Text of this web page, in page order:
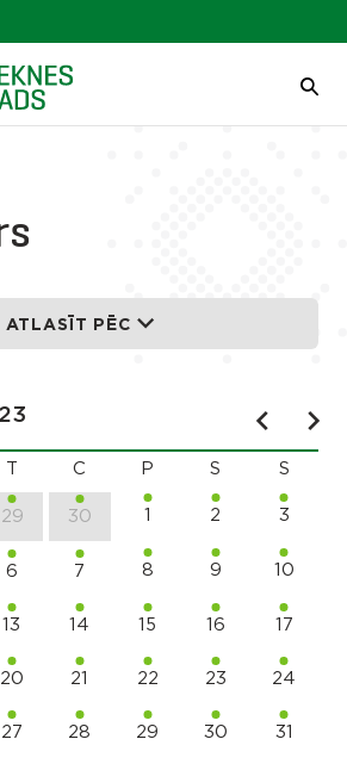
ATLASĪT PĒC
C P S S
29 30 1 2 3
6 7 8 9 10
13 14 15 16 17
20 21 22 23 24
27 28 29 30 31